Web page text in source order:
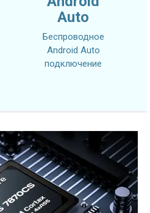
Auto
Беспроводное
Android Auto
подключение